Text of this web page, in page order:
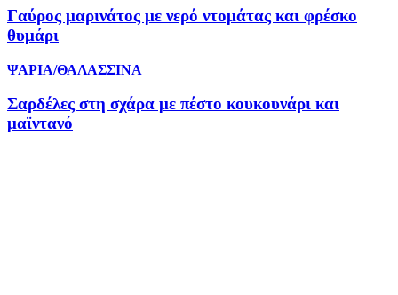
Γαύρος μαρινάτος με νερό ντομάτας και φρέσκο
θυμάρι
ΨΑΡΙΑ/ΘΑΛΑΣΣΙΝΑ
Σαρδέλες στη σχάρα με πέστο κουκουνάρι και
μαϊντανό